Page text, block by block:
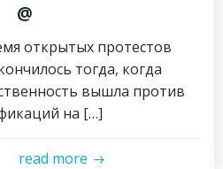
@
открытых протестов
тогда, когда
вышла против
на […]
read more